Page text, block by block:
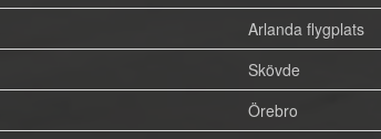
Arlanda flygplats
Skövde
Örebro